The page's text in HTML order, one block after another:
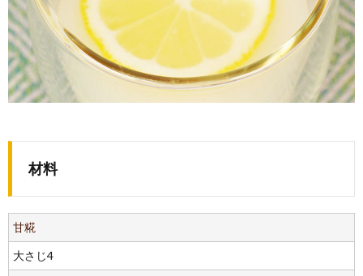
材料
甘糀
大さじ4